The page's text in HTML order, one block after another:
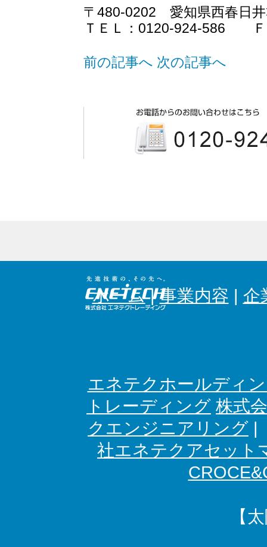
〒480-0202 愛知県西春日
ＴＥＬ：0120-924-586 Ｆ
前の記事へ 次の記事へ
ホーム|事業内容 | 企
エネテクホールディ
トレーディング 株式
クエンジニアリング |
社エネテクアセット
【